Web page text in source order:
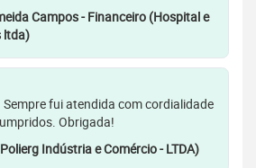
Campos - Financeiro (Hospital e
ltda)
fui atendida com cordialidade
Obrigada!
Indústria e Comércio - LTDA)